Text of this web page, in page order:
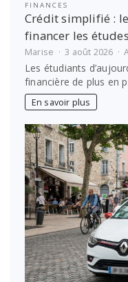
FINANCES
Crédit simplifié :
financer les
Marise 3 août 2026
Les étudiants
financière de plus en
En savoir plus